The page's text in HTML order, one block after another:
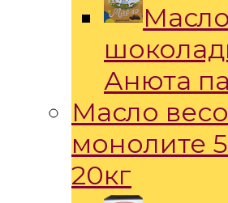
Масло
Анюта
Масло
монолите
20кг